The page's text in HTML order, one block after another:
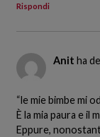
Rispondi
Anit ha
“le mie bimbe mi
È la mia paura e il
Eppure,